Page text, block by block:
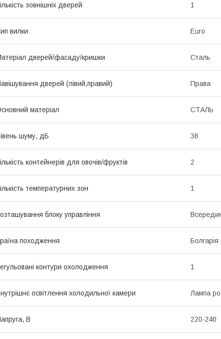
зовнішніх дверей 1
вилки Euro
дверей/фасаду/кришки Сталь
дверей (лівий,правий) Права
матеріал СТАЛЬ
шуму, дБ 38
контейнерів для овочів/фруктів 2
температурних зон 1
блоку управління
походження Болгарія
контури охолодження 1
освітлення холодильної камери Лампа
В 220-240